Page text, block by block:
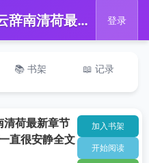
📖 一直很安静沈云辞南清荷最新章节阅读_沈云辞南清荷一直很安静全文免费阅读 登录
📚 书架 📖 记录
清荷最新章节
直很安静全文
加入书架
开始阅读